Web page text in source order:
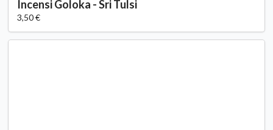
Incensi Goloka - Sri Tulsi
3,50 €